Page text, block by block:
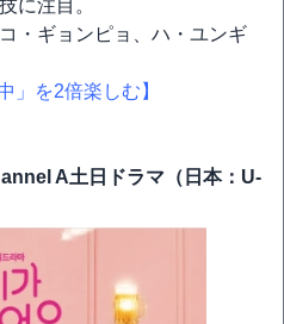
に注目。
・ギョンピョ、ハ・ユンギ
」を2倍楽しむ】
A土日ドラマ（日本：U-